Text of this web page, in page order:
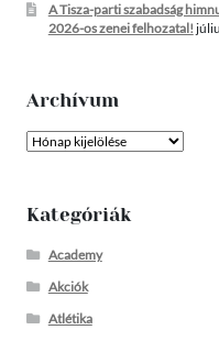
A Tisza-parti szabadság
2026-os zenei felhozatal!
Archívum
Archívum
Kategóriák
Academy
Akciók
Atlétika